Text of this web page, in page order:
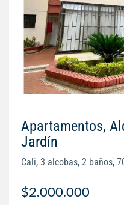
Apartamentos,
Jardín
Cali, 3 alcobas, 2 baños,
$2.000.000